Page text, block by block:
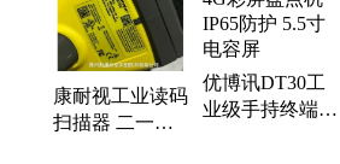
康耐视工业读码
扫描器 二一维
优博讯DT30工
业级手持终端